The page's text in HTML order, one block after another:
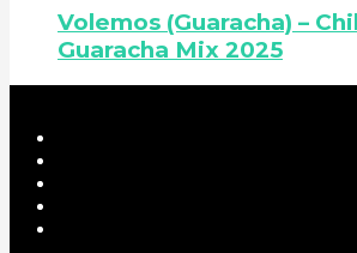
Volemos (Guaracha) –
Guaracha Mix 2025